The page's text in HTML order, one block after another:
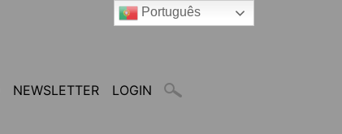
NEWSLETTER LOGIN
Português